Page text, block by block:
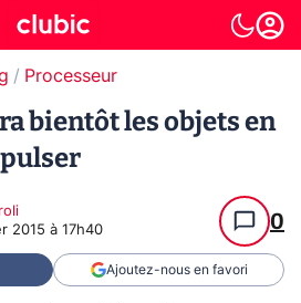
Processeur
bientôt les objets en
2015 à 17h40 0
Ajoutez-nous en favori